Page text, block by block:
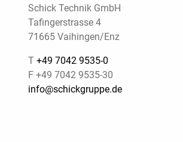
Schick Technik GmbH
Tafingerstrasse 4
71665 Vaihingen/Enz
T +49 7042 9535-0
F +49 7042 9535-30
info@schickgruppe.de